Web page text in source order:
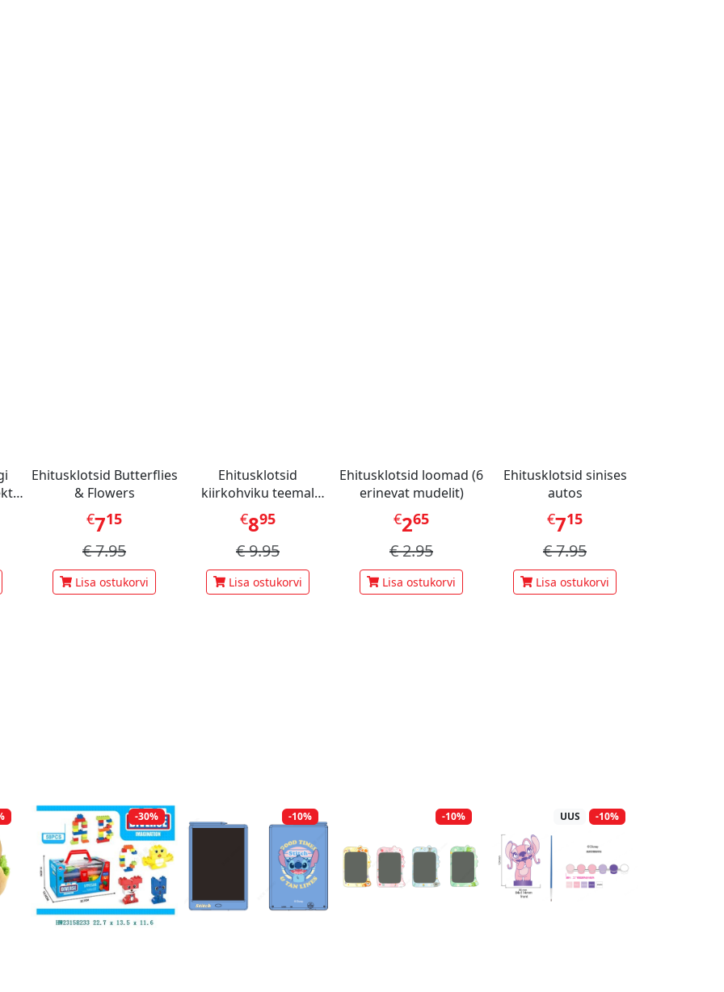
Ehitusklotsid Butterflies
& Flowers
€715
€7.95
Lisa ostukorvi
Ehitusklotsid
kiirkohviku teemal
(Capybara Building
Blocks)
€895
€9.95
Lisa ostukorvi
Ehitusklotsid loomad (6
erinevat mudelit)
€265
€2.95
Lisa ostukorvi
Ehitusklotsid sinises
autos
€715
€7.95
Lisa ostukorvi
-30% -10% -10% UUS -10%